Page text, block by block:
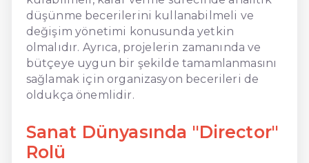
düşünme becerilerini kullanabilmeli ve
değişim yönetimi konusunda yetkin
olmalıdır. Ayrıca, projelerin zamanında ve
bütçeye uygun bir şekilde tamamlanmasını
sağlamak için organizasyon becerileri de
oldukça önemlidir.
Sanat Dünyasında "Director"
Rolü